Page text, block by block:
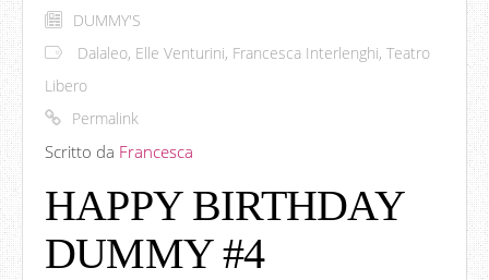
DUMMY'S
Dalaleo, Elle Venturini, Francesca Interlenghi, Teatro
Libero
Permalink
Scritto da Francesca
HAPPY BIRTHDAY
DUMMY #4